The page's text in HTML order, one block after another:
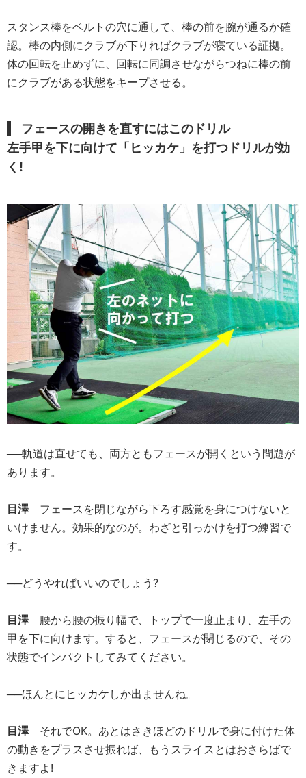
スタンス棒をベルトの穴に通して、棒の前を腕が通るか確
認。棒の内側にクラブが下りればクラブが寝ている証拠。
体の回転を止めずに、回転に同調させながらつねに棒の前
にクラブがある状態をキープさせる。
フェースの開きを直すにはこのドリル
左手甲を下に向けて「ヒッカケ」を打つドリルが効
く!
──軌道は直せても、両方ともフェースが開くという問題が
あります。
目澤フェースを閉じながら下ろす感覚を身につけないと
いけません。効果的なのが。わざと引っかけを打つ練習で
す。
──どうやればいいのでしょう?
目澤腰から腰の振り幅で、トップで一度止まり、左手の
甲を下に向けます。すると、フェースが閉じるので、その
状態でインパクトしてみてください。
──ほんとにヒッカケしか出ませんね。
目澤それでOK。あとはさきほどのドリルで身に付けた体
の動きをプラスさせ振れば、もうスライスとはおさらばで
きますよ!